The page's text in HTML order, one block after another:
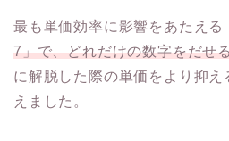
最も単価効率に影響をあたえる
7」で、どれだけの数字をだせ
に解脱した際の単価をより抑
えました。